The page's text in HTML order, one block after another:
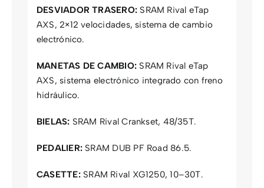
DESVIADOR TRASERO: SRAM Rival eTap
AXS, 2×12 velocidades, sistema de cambio
electrónico.
MANETAS DE CAMBIO: SRAM Rival eTap
AXS, sistema electrónico integrado con freno
hidráulico.
BIELAS: SRAM Rival Crankset, 48/35T.
PEDALIER: SRAM DUB PF Road 86.5.
CASETTE:SRAM Rival XG1250, 10–30T.